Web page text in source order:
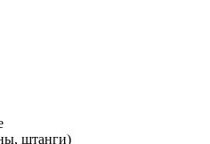
штанги)